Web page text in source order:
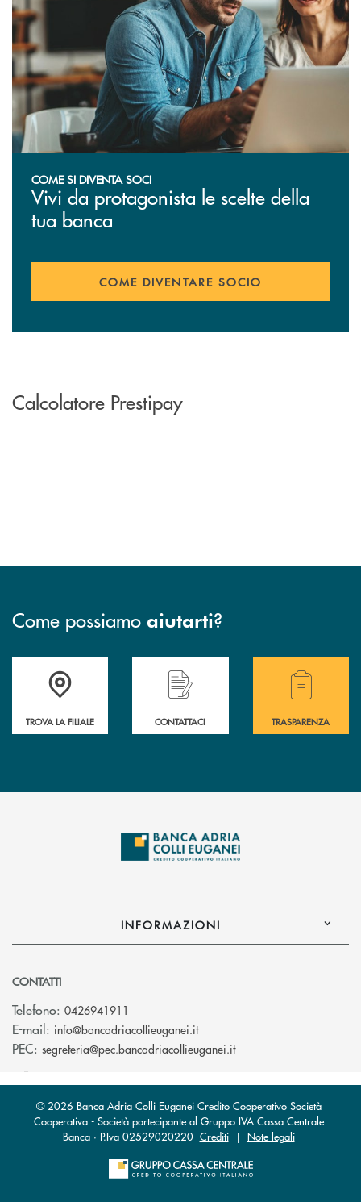
COME SI DIVENTA SOCI
Vivi da protagonista le scelte della
tua banca
COME DIVENTARE SOCIO
Calcolatore Prestipay
Come possiamo aiutarti?
Accedi all' elenco completo delle filiali .
TROVA LA FILIALE
Hai bisogno di assistenza immediata?
CONTATTACI
Hai bisogno di
TRASPARENZA
INFORMAZIONI
CONTATTI
Telefono: 0426941911
E-mail: info@bancadriacollieuganei.it(si apre l’app di posta
PEC: segreteria@pec.bancadriacollieuganei.it(si apre l’app di
© 2026 Banca Adria Colli Euganei Credito Cooperativo Società
Cooperativa - Società partecipante al Gruppo IVA Cassa Centrale
Banca · P.Iva 02529020220 Crediti| Note legali